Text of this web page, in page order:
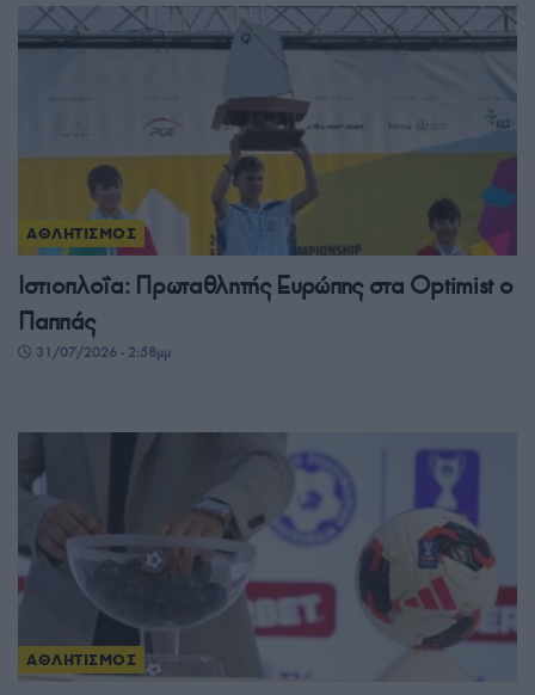
ΑΘΛΗΤΙΣΜΟΣ
Ιστιοπλοΐα: Πρωταθλητής Ευρώπης στα Optimist ο
Παππάς
31/07/2026 - 2:58μμ
ΑΘΛΗΤΙΣΜΟΣ